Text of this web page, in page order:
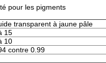
pour les pigments
transparent à jaune pâle
15
10
contre 0.99